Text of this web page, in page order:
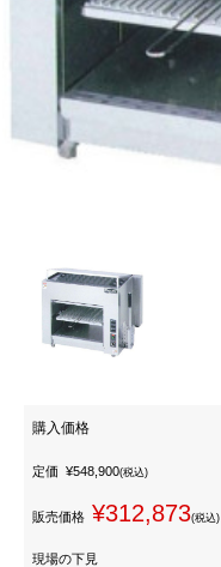
購入価格
定価 ¥548,900(税込)
販売価格 ¥312,873(税込)
現場の下見